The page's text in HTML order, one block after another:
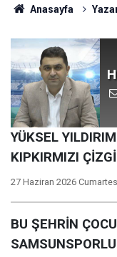
Anasayfa
YÜKSEL
KIPKIRMIZI
27 Haziran 2026
BU ŞEHRİN